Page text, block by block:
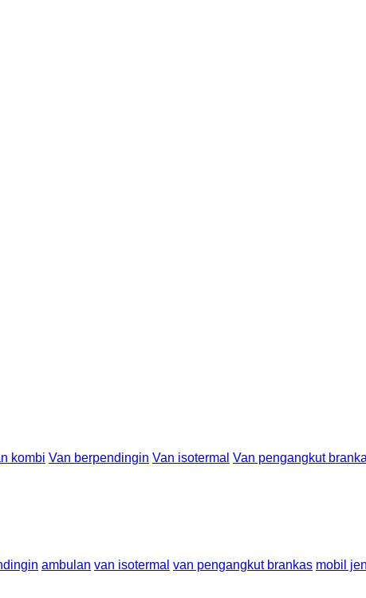
kombi Van berpendingin Van isotermal Van pengangkut
ambulan van isotermal van pengangkut brankas mobil